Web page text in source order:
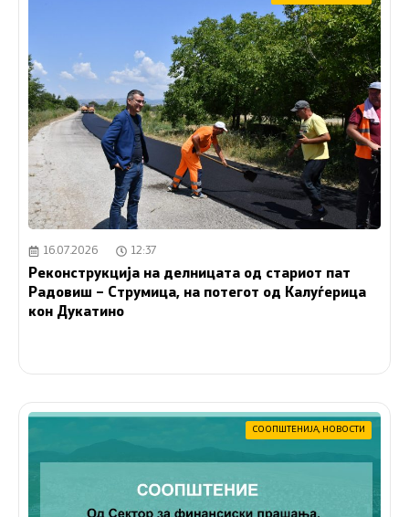
16.07.2026 12:37
Реконструкција на делницата од стариот пат
Радовиш – Струмица, на потегот од Калуѓерица
кон Дукатино
СООПШТЕНИЈА, НОВОСТИ